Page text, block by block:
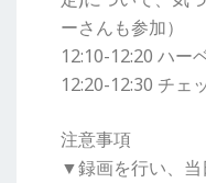
ーさんも参加）
12:10-12:20 ハー
12:20-12:30 チェ
注意事項
▼録画を行い、当